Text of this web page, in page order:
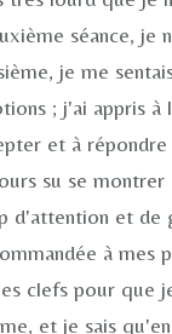
séance, je
je me
; j'ai appris à
et à
su se
d'attention et de
à mes
clefs pour que
et je sais